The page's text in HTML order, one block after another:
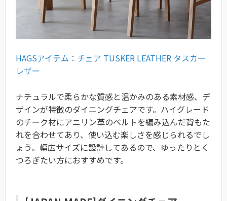
HAGSアイテム：チェア TUSKER LEATHER タスカー
レザー
ナチュラルで柔らかな質感と温かみのある素材感、デ
ザインが特徴のダイニングチェアです。ハイグレード
のチーク材にアニリン革のベルトを編み込んだ背もた
れを合わせてあり、使い込む楽しさを感じられるでし
ょう。幅広サイズに設計してあるので、ゆったりとく
つろぎたい方におすすめです。